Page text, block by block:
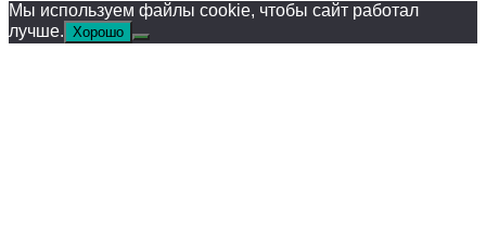
Мы используем файлы cookie, чтобы сайт работал
лучше. Хорошо